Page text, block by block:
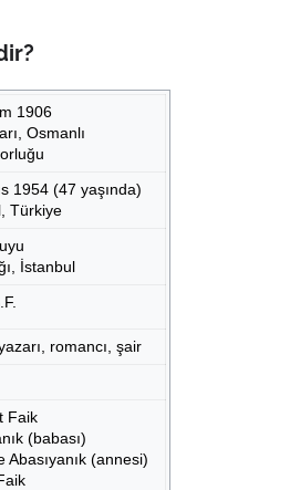
1906
Osmanlı
1954 (47 yaşında)
Türkiye
İstanbul
romancı, şair
Faik
(babası)
Abasıyanık (annesi)